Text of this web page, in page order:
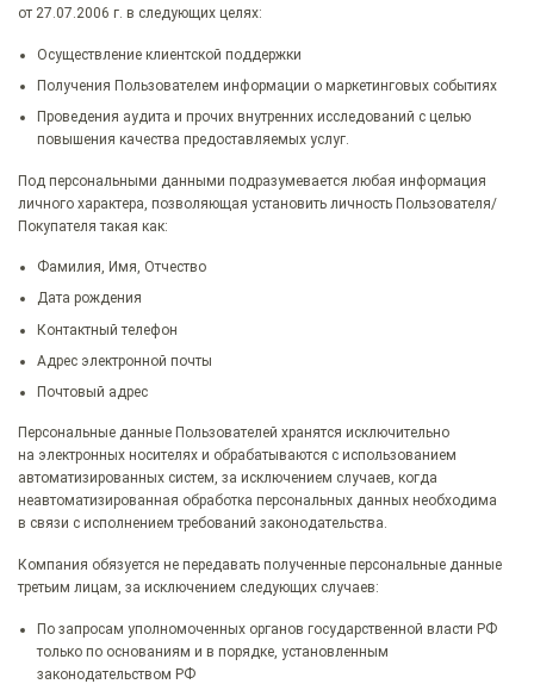
от 27.07.2006 г. в следующих целях:
Осуществление клиентской поддержки
Получения Пользователем информации о маркетинговых событиях
Проведения аудита и прочих внутренних исследований с целью
повышения качества предоставляемых услуг.
Под персональными данными подразумевается любая информация
личного характера, позволяющая установить личность Пользователя/
Покупателя такая как:
Фамилия, Имя, Отчество
Дата рождения
Контактный телефон
Адрес электронной почты
Почтовый адрес
Персональные данные Пользователей хранятся исключительно
на электронных носителях и обрабатываются с использованием
автоматизированных систем, за исключением случаев, когда
неавтоматизированная обработка персональных данных необходима
в связи с исполнением требований законодательства.
Компания обязуется не передавать полученные персональные данные
третьим лицам, за исключением следующих случаев:
По запросам уполномоченных органов государственной власти РФ
только по основаниям и в порядке, установленным
законодательством РФ